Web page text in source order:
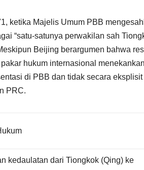
ketika Majelis Umum PBB
“satu-satunya perwakilan sah
Beijing berargumen bahwa
hukum internasional menekankan
di PBB dan tidak secara eksplisit
PRC.
kedaulatan dari Tiongkok (Qing) ke